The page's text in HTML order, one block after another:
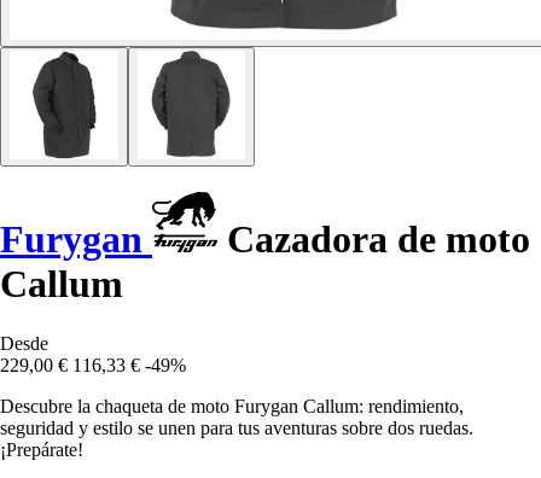
Furygan
Cazadora de moto
Callum
Desde
229,00 € 116,33 € -49%
Descubre la chaqueta de moto Furygan Callum: rendimiento,
seguridad y estilo se unen para tus aventuras sobre dos ruedas.
¡Prepárate!